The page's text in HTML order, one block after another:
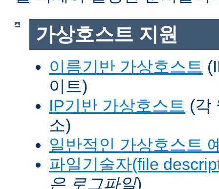
가상호스트 지원
이름기반 가상호스트
이트)
IP기반 가상호스트 (각
소)
일반적인 가상호스트
파일기술자(file
은 로그파일)